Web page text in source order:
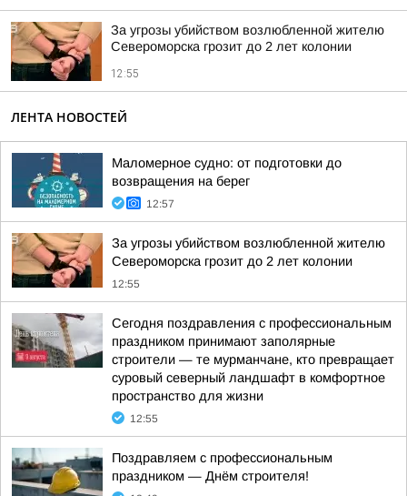
За угрозы убийством возлюбленной жителю
Североморска грозит до 2 лет колонии
12:55
ЛЕНТА НОВОСТЕЙ
Маломерное судно: от подготовки до
возвращения на берег
12:57
За угрозы убийством возлюбленной жителю
Североморска грозит до 2 лет колонии
12:55
Сегодня поздравления с профессиональным
праздником принимают заполярные
строители — те мурманчане, кто превращает
суровый северный ландшафт в комфортное
пространство для жизни
12:55
Поздравляем с профессиональным
праздником — Днём строителя!